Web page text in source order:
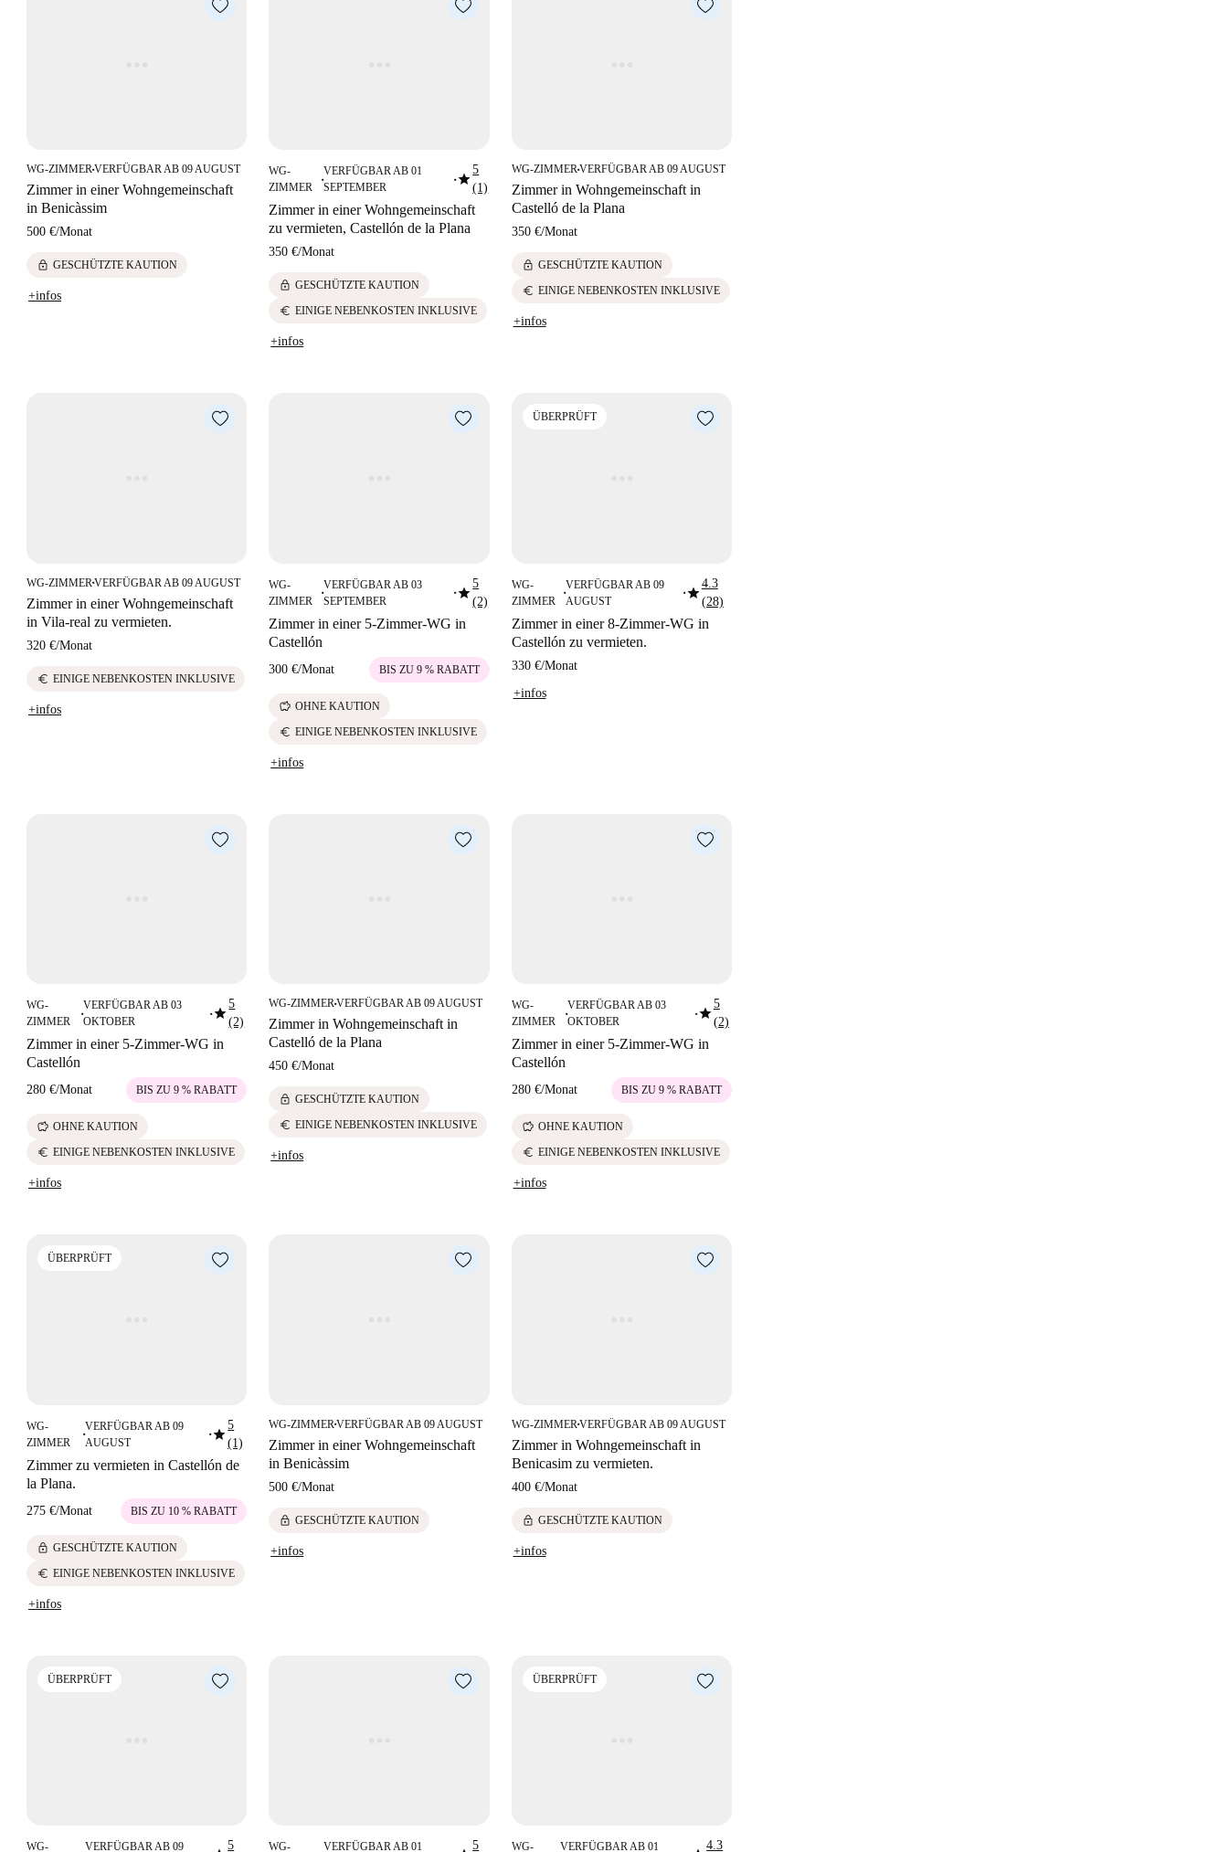
WG-ZIMMER■VERFÜGBAR AB 09 AUGUST
Zimmer in einer Wohngemeinschaft
in Benicàssim
500 €/Monat
lock GESCHÜTZTE KAUTION
+infos
WG-
ZIMMER
■
VERFÜGBAR AB 01
SEPTEMBER
■star5
(1)
Zimmer in einer Wohngemeinschaft
zu vermieten, Castellón de la Plana
350 €/Monat
lock GESCHÜTZTE KAUTION
euro EINIGE NEBENKOSTEN INKLUSIVE
+infos
WG-ZIMMER■VERFÜGBAR AB 09 AUGUST
Zimmer in Wohngemeinschaft in
Castelló de la Plana
350 €/Monat
lock GESCHÜTZTE KAUTION
euro EINIGE NEBENKOSTEN INKLUSIVE
+infos
WG-ZIMMER■VERFÜGBAR AB 09 AUGUST
Zimmer in einer Wohngemeinschaft
in Vila-real zu vermieten.
320 €/Monat
euro EINIGE NEBENKOSTEN INKLUSIVE
+infos
WG-
ZIMMER
■
VERFÜGBAR AB 03
SEPTEMBER
■star5
(2)
Zimmer in einer 5-Zimmer-WG in
Castellón
300 €/Monat BIS ZU 9 % RABATT
savings OHNE KAUTION
euro EINIGE NEBENKOSTEN INKLUSIVE
+infos
ÜBERPRÜFT
WG-
ZIMMER
■
VERFÜGBAR AB 09
AUGUST
■star4.3
(28)
Zimmer in einer 8-Zimmer-WG in
Castellón zu vermieten.
330 €/Monat
+infos
WG-
ZIMMER
■
VERFÜGBAR AB 03
OKTOBER
■star5
(2)
Zimmer in einer 5-Zimmer-WG in
Castellón
280 €/Monat BIS ZU 9 % RABATT
savings OHNE KAUTION
euro EINIGE NEBENKOSTEN INKLUSIVE
+infos
WG-ZIMMER■VERFÜGBAR AB 09 AUGUST
Zimmer in Wohngemeinschaft in
Castelló de la Plana
450 €/Monat
lock GESCHÜTZTE KAUTION
euro EINIGE NEBENKOSTEN INKLUSIVE
+infos
WG-
ZIMMER
■
VERFÜGBAR AB 03
OKTOBER
■star5
(2)
Zimmer in einer 5-Zimmer-WG in
Castellón
280 €/Monat BIS ZU 9 % RABATT
savings OHNE KAUTION
euro EINIGE NEBENKOSTEN INKLUSIVE
+infos
ÜBERPRÜFT
WG-
ZIMMER
■
VERFÜGBAR AB 09
AUGUST
■star5
(1)
Zimmer zu vermieten in Castellón de
la Plana.
275 €/Monat BIS ZU 10 % RABATT
lock GESCHÜTZTE KAUTION
euro EINIGE NEBENKOSTEN INKLUSIVE
+infos
WG-ZIMMER■VERFÜGBAR AB 09 AUGUST
Zimmer in einer Wohngemeinschaft
in Benicàssim
500 €/Monat
lock GESCHÜTZTE KAUTION
+infos
WG-ZIMMER■VERFÜGBAR AB 09 AUGUST
Zimmer in Wohngemeinschaft in
Benicasim zu vermieten.
400 €/Monat
lock GESCHÜTZTE KAUTION
+infos
ÜBERPRÜFT
WG- VERFÜGBAR AB 09 5 WG- VERFÜGBAR AB 01 5
ÜBERPRÜFT
WG- VERFÜGBAR AB 01 4.3